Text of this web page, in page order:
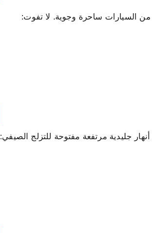
من السيارات ساحرة وجوية. لا تفوت:
جليدية مرتفعة مفتوحة للتزلج الصيفي: